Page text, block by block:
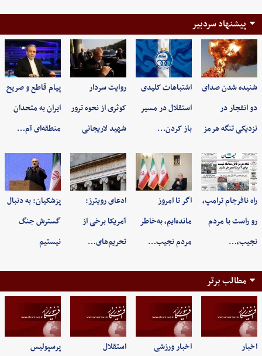
پیشنهاد سردبیر
شنیده شدن صدای
دو انفجار در
نزدیکی تنگه هرمز
اشتباهات کلیدی
استقلال در مسیر
باز کردن…
روایت سردار
کوثری از نحوه ترور
شهید لاریجانی
پیام قاطع و صریح
ایران به متحدان
منطقه‌ای آم…
راه نافرجام ترامپ،
رو راست با مردم
نجیب،…
اگر تا امروز
مانده‌ایم، به‌خاطر
مردم نجیب…
ادعای رویترز:
آمریکا برخی از
تحریم‌های…
پزشکیان: به‌ دنبال
گسترش جنگ
نیستیم
مطالب برتر
اخبار اخبار ورزشی استقلال پرسپولیس